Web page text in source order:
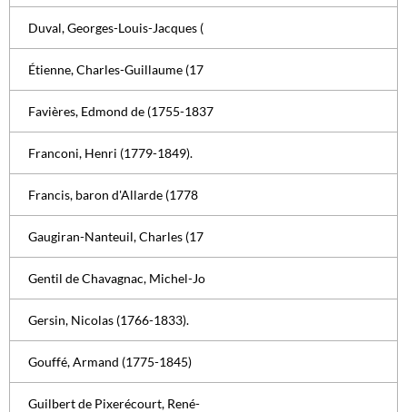
Duval, Georges-Louis-Jacques (
Étienne, Charles-Guillaume (17
Favières, Edmond de (1755-1837
Franconi, Henri (1779-1849).
Francis, baron d'Allarde (1778
Gaugiran-Nanteuil, Charles (17
Gentil de Chavagnac, Michel-Jo
Gersin, Nicolas (1766-1833).
Gouffé, Armand (1775-1845)
Guilbert de Pixerécourt, René-